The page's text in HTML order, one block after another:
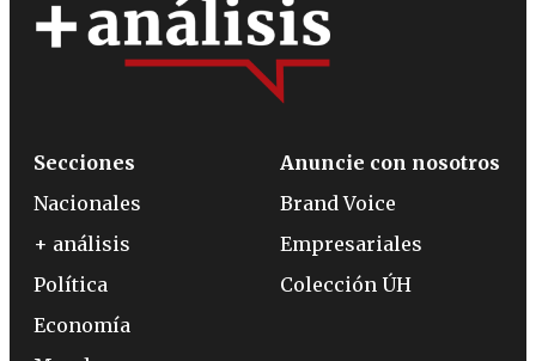
Secciones
Nacionales
+ análisis
Política
Economía
Anuncie con nosotros
Brand Voice
Empresariales
Colección ÚH